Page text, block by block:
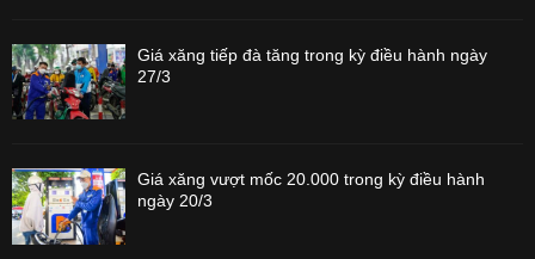
Giá xăng tiếp đà tăng trong kỳ điều hành ngày
27/3
Giá xăng vượt mốc 20.000 trong kỳ điều hành
ngày 20/3